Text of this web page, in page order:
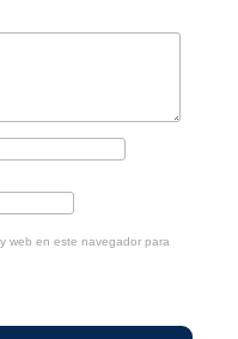
web en este navegador para